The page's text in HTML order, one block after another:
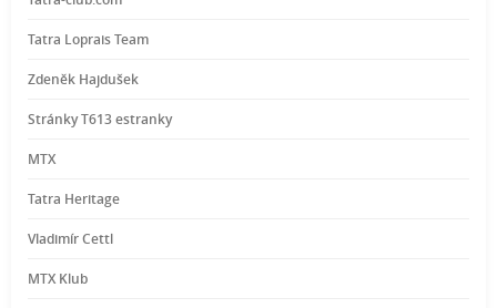
Tatra Loprais Team
Zdeněk Hajdušek
Stránky T613 estranky
MTX
Tatra Heritage
Vladimír Cettl
MTX Klub